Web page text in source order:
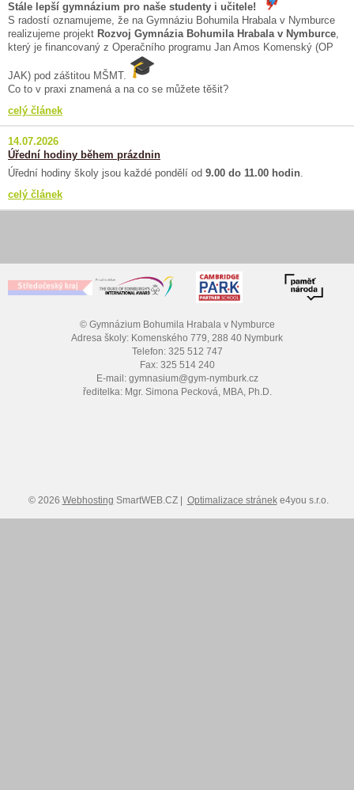
Stále lepší gymnázium pro naše studenty i učitele!
S radostí oznamujeme, že na Gymnáziu Bohumila Hrabala v Nymburce
realizujeme projekt Rozvoj Gymnázia Bohumila Hrabala v Nymburce,
který je financovaný z Operačního programu Jan Amos Komenský (OP
JAK) pod záštitou MŠMT.
Co to v praxi znamená a na co se můžete těšit?
celý článek
14.07.2026
Úřední hodiny během prázdnin
Úřední hodiny školy jsou každé pondělí od 9.00 do 11.00 hodin.
celý článek
© Gymnázium Bohumila Hrabala v Nymburce
Adresa školy: Komenského 779, 288 40 Nymburk
Telefon: 325 512 747
Fax: 325 514 240
E-mail: gymnasium@gym-nymburk.cz
ředitelka: Mgr. Simona Pecková, MBA, Ph.D.
© 2026 Webhosting SmartWEB.CZ | Optimalizace stráneke4you s.r.o.